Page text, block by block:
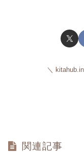
関連記事